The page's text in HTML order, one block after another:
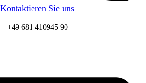
Kontaktieren Sie uns
+49 681 410945 90